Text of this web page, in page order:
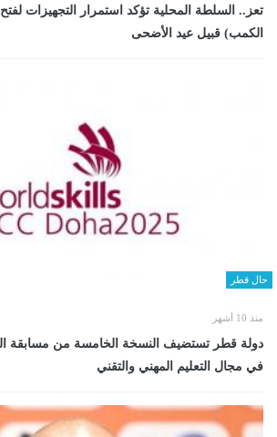
تعز.. السلطة المحلية تؤكد استمرار التجهيزات
الكمب) قبيل عيد الأضحى
حال قطر
منذ 10 أشهر
في مجال التعليم المهني والتقني